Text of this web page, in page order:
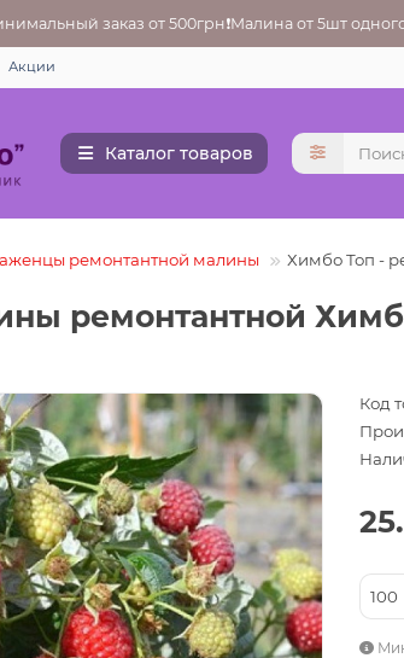
заказ от 500грн❗Малина от 5шт
Акции
Каталог товаров
ремонтантной малины Химбо Топ -
ремонтантной
Код